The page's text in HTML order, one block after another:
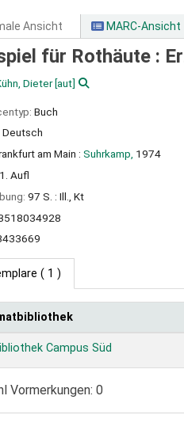
Ansicht MARC-Ansicht
für Rothäute :
Dieter[aut]
Buch
Deutsch
am Main : Suhrkamp, 1974
1. Aufl
97 S. : Ill., Kt
( 1 )
Campus Süd
Vormerkungen: 0